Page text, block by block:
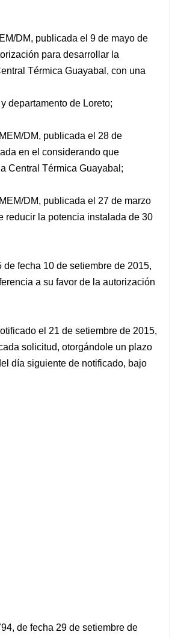
DM, publicada el 9 de mayo de
para desarrollar la
Térmica Guayabal, con una
departamento de Loreto;
DM, publicada el 28 de
en el considerando que
Central Térmica Guayabal;
DM, publicada el 27 de marzo
reducir la potencia instalada de 30
fecha 10 de setiembre de 2015,
a su favor de la autorización
el 21 de setiembre de 2015,
solicitud, otorgándole un plazo
día siguiente de notificado, bajo
de fecha 29 de setiembre de